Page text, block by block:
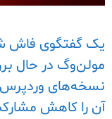
یک گفتگوی فاش
مولن‌وگ در حال
آن را کاهش